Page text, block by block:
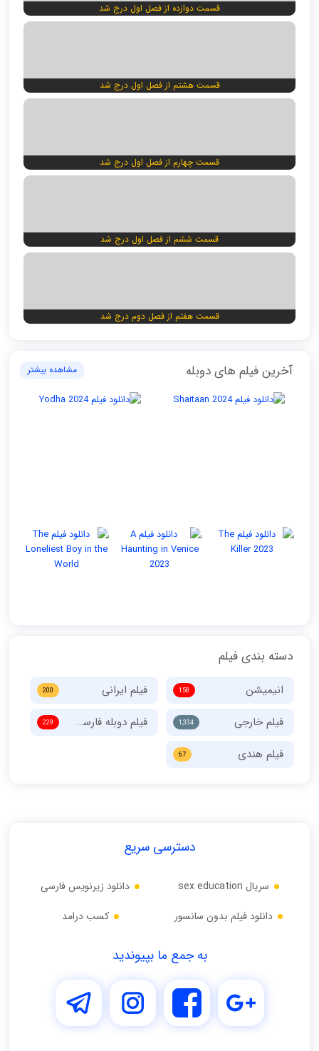
قسمت دوازده از فصل اول درج شد
قسمت هشتم از فصل اول درج شد
قسمت چهارم از فصل اول درج شد
قسمت ششم از فصل اول درج شد
قسمت هفتم از فصل دوم درج شد
مشاهده بیشتر آخرین فیلم های دوبله
دسته بندی فیلم
انیمیشن 158 فیلم ایرانی 200
فیلم خارجی 1,334 فیلم دوبله فارسی 229
فیلم هندی 67
دسترسی سریع
سریال sex education
دانلود فیلم بدون سانسور
دانلود زیرنویس فارسی
کسب درامد
به جمع ما بپیوندید